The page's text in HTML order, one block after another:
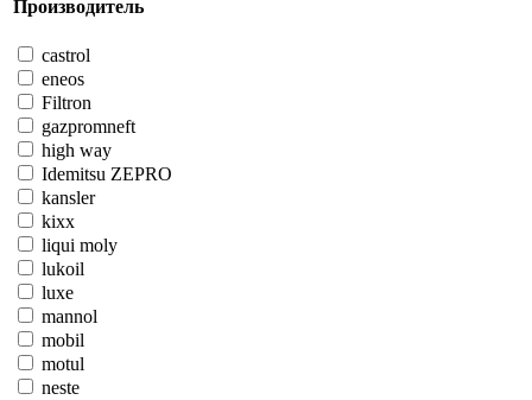
Производитель
castrol
eneos
Filtron
gazpromneft
high way
Idemitsu ZEPRO
kansler
kixx
liqui moly
lukoil
luxe
mannol
mobil
motul
neste